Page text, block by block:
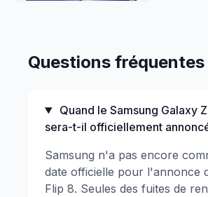
Questions fréquentes
Quand le Samsung Galaxy
sera-t-il officiellement
Samsung n'a pas encore
date officielle pour l'annonce
Flip 8. Seules des fuites de